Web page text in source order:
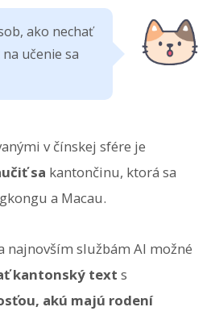
ako nechať
učenie sa
v čínskej sfére je
sa kantončinu, ktorá sa
a Macau.
najnovším službám AI možné
kantonský text s
akú majú rodení